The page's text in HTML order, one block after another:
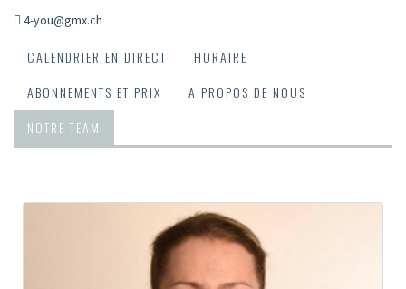
4-you@gmx.ch
CALENDRIER EN DIRECT
HORAIRE
ABONNEMENTS ET PRIX
A PROPOS DE NOUS
NOTRE TEAM